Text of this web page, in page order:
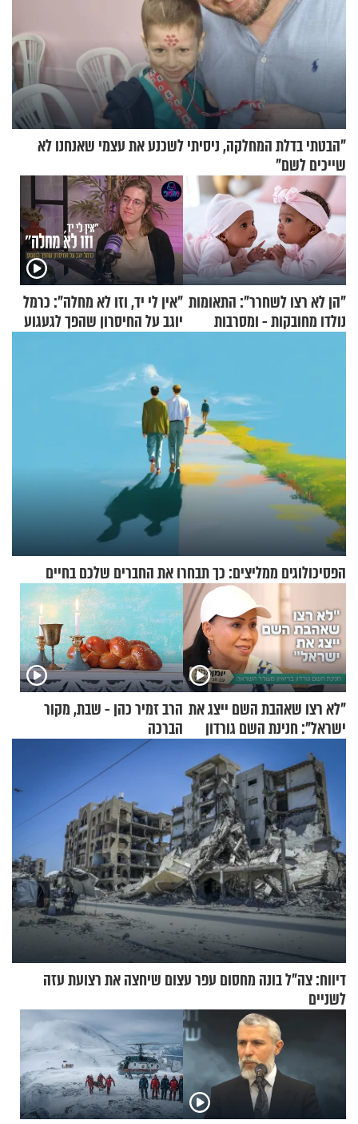
"הבטתי בדלת המחלקה, ניסיתי לשכנע את עצמי שאנחנו לא
שייכים לשם"
"הן לא רצו לשחרר": התאומות
נולדו מחובקות - ומסרבות
"אין לי יד, וזו לא מחלה": כרמל
יוגב על החיסרון שהפך לגעגוע
הפסיכולוגים ממליצים: כך תבחרו את החברים שלכם בחיים
"לא רצו שאהבת השם ייצג את
ישראל": חנינת השם גורדון
בריאיון מעורר השראה
הרב זמיר כהן - שבת, מקור
הברכה
דיווח: צה"ל בונה מחסום עפר עצום שיחצה את רצועת עזה
לשניים